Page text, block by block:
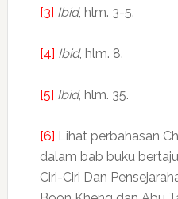
[3] Ibid, hlm. 3-5.
[4] Ibid, hlm. 8.
[5] Ibid, hlm. 35.
[6] Lihat perbahasan
dalam bab buku
Ciri-Ciri Dan